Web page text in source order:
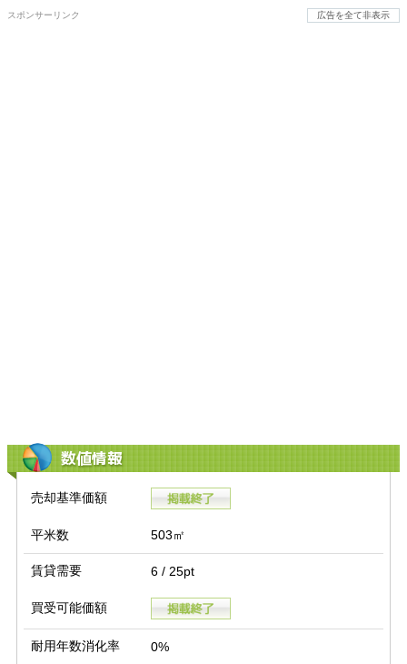
スポンサーリンク 広告を全て非表示
数値情報
売却基準価額
平米数 503㎡
賃貸需要 6 / 25pt
買受可能価額
耐用年数消化率 0%